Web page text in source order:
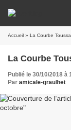
Accueil » La Courbe
La Courbe
Publié le 30/10/2018 à
Par amicale-graulhet